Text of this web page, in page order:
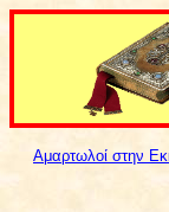
Αμαρτωλοί στην